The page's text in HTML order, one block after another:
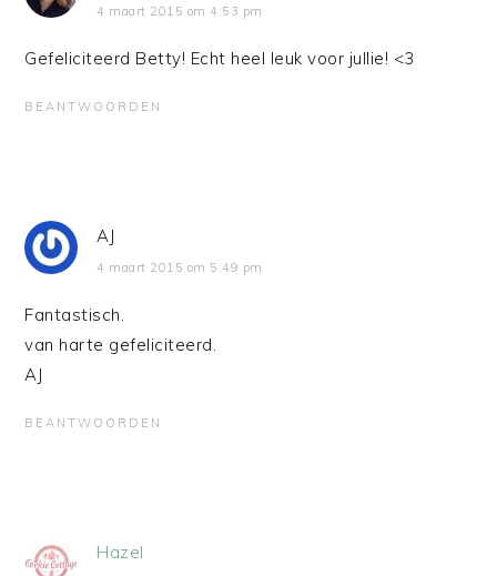
4 maart 2015 om 4:53 pm
Gefeliciteerd Betty! Echt heel leuk voor jullie! <3
BEANTWOORDEN
AJ
4 maart 2015 om 5:49 pm
Fantastisch.
van harte gefeliciteerd.
AJ
BEANTWOORDEN
Hazel